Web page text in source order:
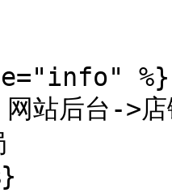
%}
站后台->